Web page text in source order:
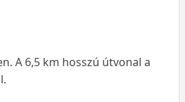
A 6,5 km hosszú útvonal a